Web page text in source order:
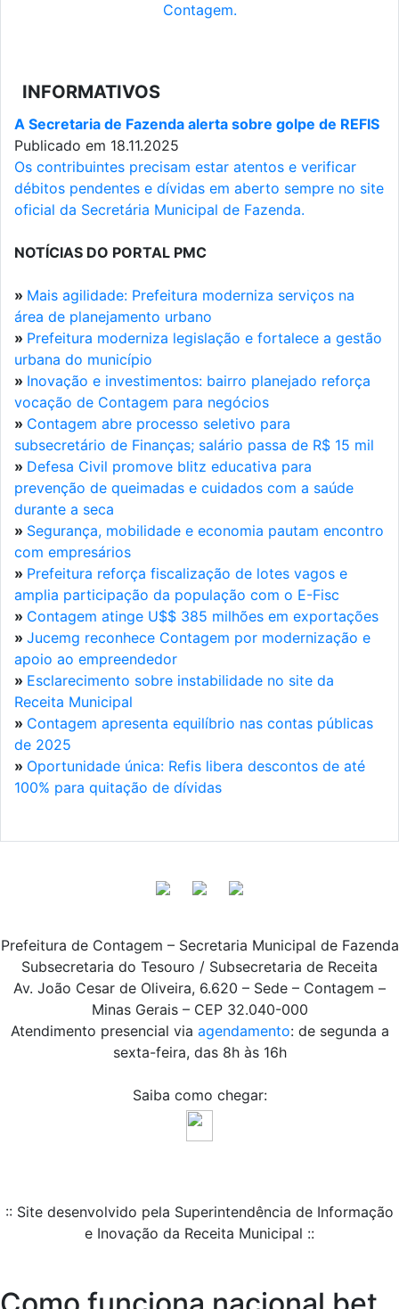
Contagem.
INFORMATIVOS
A Secretaria de Fazenda alerta sobre golpe de REFIS
Publicado em 18.11.2025
Os contribuintes precisam estar atentos e verificar
débitos pendentes e dívidas em aberto sempre no site
oficial da Secretária Municipal de Fazenda.
NOTÍCIAS DO PORTAL PMC
» Mais agilidade: Prefeitura moderniza serviços na
área de planejamento urbano
» Prefeitura moderniza legislação e fortalece a gestão
urbana do município
» Inovação e investimentos: bairro planejado reforça
vocação de Contagem para negócios
» Contagem abre processo seletivo para
subsecretário de Finanças; salário passa de R$ 15 mil
» Defesa Civil promove blitz educativa para
prevenção de queimadas e cuidados com a saúde
durante a seca
» Segurança, mobilidade e economia pautam encontro
com empresários
» Prefeitura reforça fiscalização de lotes vagos e
amplia participação da população com o E-Fisc
» Contagem atinge U$$ 385 milhões em exportações
» Jucemg reconhece Contagem por modernização e
apoio ao empreendedor
» Esclarecimento sobre instabilidade no site da
Receita Municipal
» Contagem apresenta equilíbrio nas contas públicas
de 2025
» Oportunidade única: Refis libera descontos de até
100% para quitação de dívidas
Prefeitura de Contagem – Secretaria Municipal de Fazenda
Subsecretaria do Tesouro / Subsecretaria de Receita
Av. João Cesar de Oliveira, 6.620 – Sede – Contagem –
Minas Gerais – CEP 32.040-000
Atendimento presencial via agendamento: de segunda a
sexta-feira, das 8h às 16h
Saiba como chegar:
:: Site desenvolvido pela Superintendência de Informação
e Inovação da Receita Municipal ::